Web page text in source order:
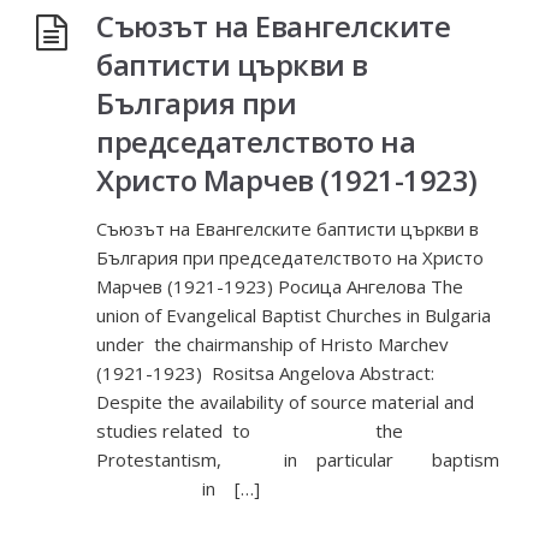
Съюзът на Евангелските
баптисти църкви в
България при
председателството на
Христо Марчев (1921-1923)
Съюзът на Евангелските баптисти църкви в
България при председателството на Христо
Марчев (1921-1923) Росица Ангелова The
union of Evangelical Baptist Churches in Bulgaria
under the chairmanship of Hristo Marchev
(1921-1923) Rositsa Angelova Abstract:
Despite the availability of source material and
studies related to the
Protestantism, in particular baptism
in […]